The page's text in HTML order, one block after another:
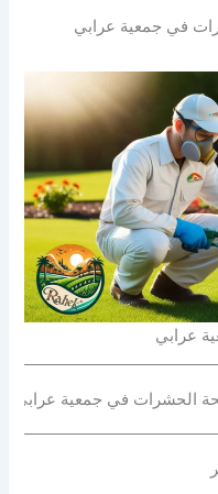
عرابي
الحشرات في جمعية عرابي